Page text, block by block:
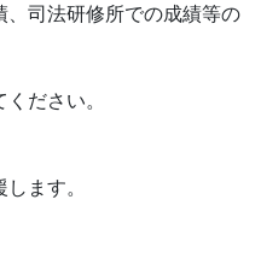
司法研修所での成績等の
ださい。
ます。